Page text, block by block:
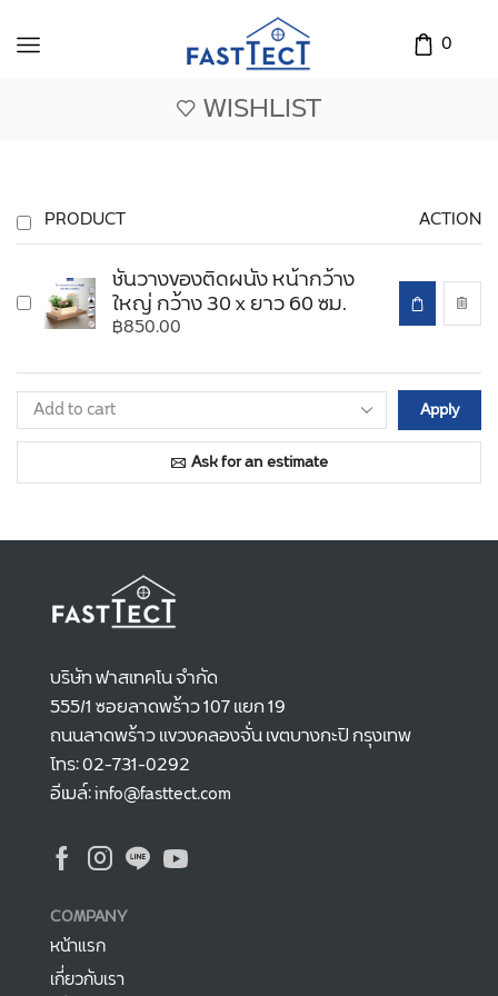
0
WISHLIST
PRODUCT ACTION
ชั้นวางของติดผนัง หน้ากว้าง
ใหญ่ กว้าง 30 x ยาว 60 ซม.
฿850.00
Apply
Ask for an estimate
บริษัท ฟาสเทคโน จำกัด
555/1 ซอยลาดพร้าว 107 แยก 19
ถนนลาดพร้าว แขวงคลองจั่น เขตบางกะปิ กรุงเทพ
โทร: 02-731-0292
อีเมล์: info@fasttect.com
COMPANY
หน้าแรก
เกี่ยวกับเรา